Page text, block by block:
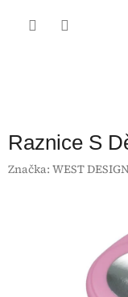
Raznice S
Značka: WEST